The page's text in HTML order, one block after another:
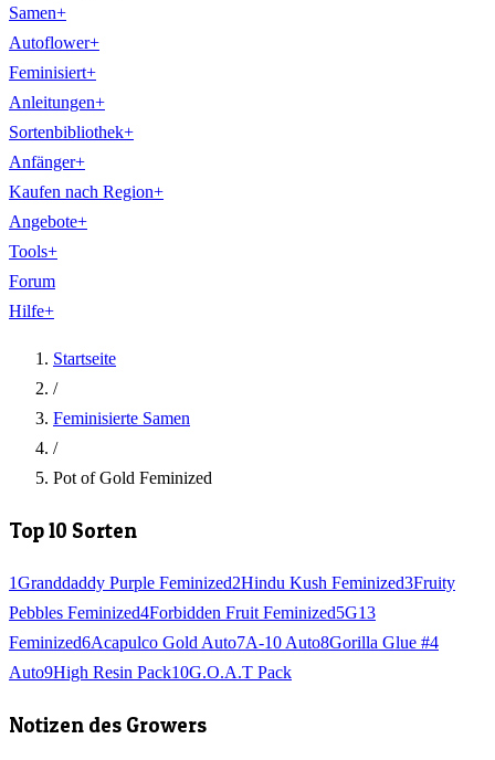
Samen+
Autoflower+
Feminisiert+
Anleitungen+
Sortenbibliothek+
Anfänger+
Kaufen nach Region+
Angebote+
Tools+
Forum
Hilfe+
Startseite
/
Feminisierte Samen
/
Pot of Gold Feminized
Top 10 Sorten
1Granddaddy Purple Feminized2Hindu Kush Feminized3Fruity
Pebbles Feminized4Forbidden Fruit Feminized5G13
Feminized6Acapulco Gold Auto7A-10 Auto8Gorilla Glue #4
Auto9High Resin Pack10G.O.A.T Pack
Notizen des Growers